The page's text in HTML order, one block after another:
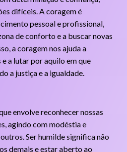
difíceis. A coragem é
pessoal e profissional,
de conforto e a buscar novas
a coragem nos ajuda a
a lutar por aquilo em que
a justiça e a igualdade.
envolve reconhecer nossas
agindo com modéstia e
Ser humilde significa não
demais e estar aberto ao